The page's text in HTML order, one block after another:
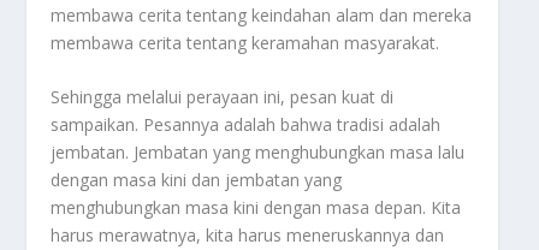
membawa cerita tentang keindahan alam dan mereka
membawa cerita tentang keramahan masyarakat.
Sehingga melalui perayaan ini, pesan kuat di
sampaikan. Pesannya adalah bahwa tradisi adalah
jembatan. Jembatan yang menghubungkan masa lalu
dengan masa kini dan jembatan yang
menghubungkan masa kini dengan masa depan. Kita
harus merawatnya, kita harus meneruskannya dan